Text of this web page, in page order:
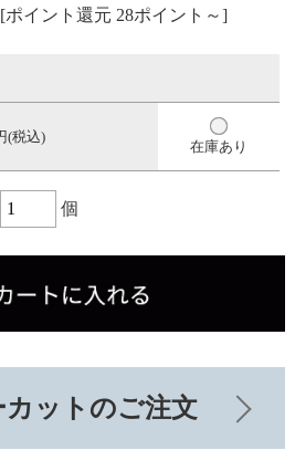
[ポイント還元 28ポイント～]
(税込)
在庫あり
個
カットのご注文